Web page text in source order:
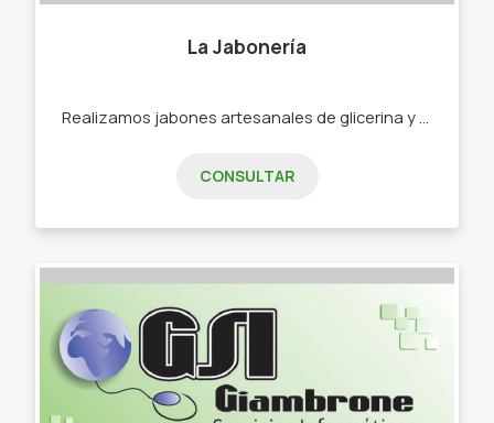
La Jabonería
CONSULTAR